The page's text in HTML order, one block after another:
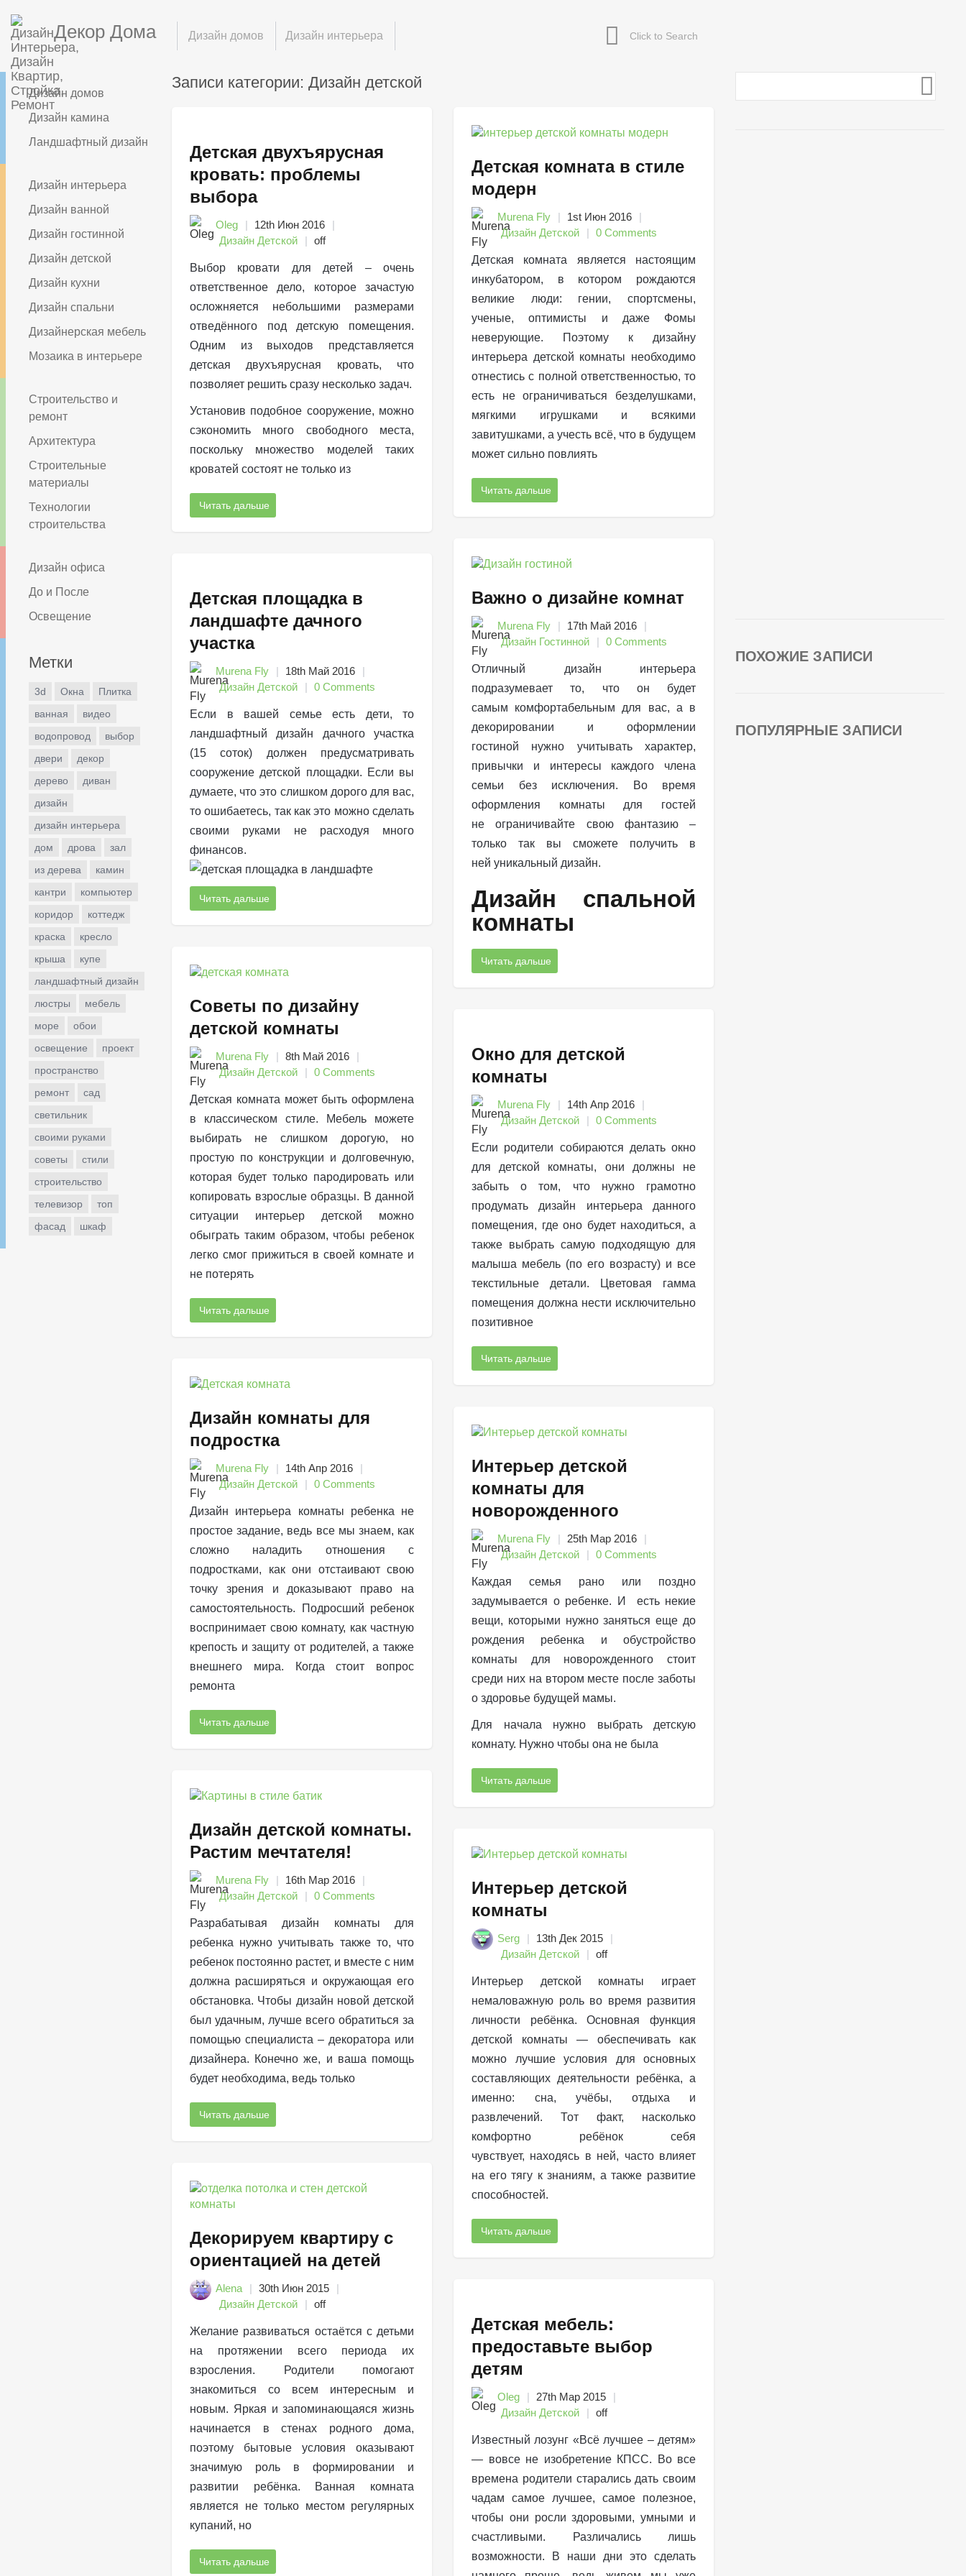
Декор Дома Дизайн домов Дизайн интерьера
Дизайн домов
Дизайн камина
Ландшафтный дизайн
Дизайн интерьера
Дизайн ванной
Дизайн гостинной
Дизайн детской
Дизайн кухни
Дизайн спальни
Дизайнерская мебель
Мозаика в интерьере
Строительство и
ремонт
Архитектура
Строительные
материалы
Технологии
строительства
Дизайн офиса
До и После
Освещение
Метки
3d Окна
Плитка
ванная
видео
водопровод
выбор
двери
декор
дерево
диван
дизайн
дизайн интерьера
дом
дрова
зал
из дерева
камин
кантри
компьютер
коридор
коттедж
краска
кресло
крыша
купе
ландшафтный дизайн
люстры
мебель
море
обои
освещение
проект
пространство
ремонт
сад
светильник
своими руками
советы
стили
строительство
телевизор
топ
фасад
шкаф
Записи категории: Дизайн детской
Детская двухъярусная
кровать: проблемы
выбора
Oleg
12th Июн 2016
Дизайн Детской
off
Выбор кровати для детей – очень
ответственное дело, которое зачастую
осложняется небольшими размерами
отведённого под детскую помещения.
Одним из выходов представляется
детская двухъярусная кровать, что
позволяет решить сразу несколько задач.
Установив подобное сооружение, можно
сэкономить много свободного места,
поскольку множество моделей таких
кроватей состоят не только из
Читать дальше
Детская площадка в
ландшафте дачного
участка
Murena Fly
18th Май 2016
Дизайн Детской
0 Comments
Если в вашей семье есть дети, то
ландшафтный дизайн дачного участка
(15 соток) должен предусматривать
сооружение детской площадки. Если вы
думаете, что это слишком дорого для вас,
то ошибаетесь, так как это можно сделать
своими руками не расходуя много
финансов.
Читать дальше
Советы по дизайну
детской комнаты
Murena Fly
8th Май 2016
Дизайн Детской
0 Comments
Детская комната может быть оформлена
в классическом стиле. Мебель можете
выбирать не слишком дорогую, но
простую по конструкции и долговечную,
которая будет только пародировать или
копировать взрослые образцы. В данной
ситуации интерьер детской можно
обыграть таким образом, чтобы ребенок
легко смог прижиться в своей комнате и
не потерять
Читать дальше
Дизайн комнаты для
подростка
Murena Fly
14th Апр 2016
Дизайн Детской
0 Comments
Дизайн интерьера комнаты ребенка не
простое задание, ведь все мы знаем, как
сложно наладить отношения с
подростками, как они отстаивают свою
точку зрения и доказывают право на
самостоятельность. Подросший ребенок
воспринимает свою комнату, как частную
крепость и защиту от родителей, а также
внешнего мира. Когда стоит вопрос
ремонта
Читать дальше
Дизайн детской комнаты.
Растим мечтателя!
Murena Fly
16th Мар 2016
Дизайн Детской
0 Comments
Разрабатывая дизайн комнаты для
ребенка нужно учитывать также то, что
ребенок постоянно растет, и вместе с ним
должна расширяться и окружающая его
обстановка. Чтобы дизайн новой детской
был удачным, лучше всего обратиться за
помощью специалиста – декоратора или
дизайнера. Конечно же, и ваша помощь
будет необходима, ведь только
Читать дальше
Декорируем квартиру с
ориентацией на детей
Alena
30th Июн 2015
Дизайн Детской
off
Желание развиваться остаётся с детьми
на протяжении всего периода их
взросления. Родители помогают
знакомиться со всем интересным и
новым. Яркая и запоминающаяся жизнь
начинается в стенах родного дома,
поэтому бытовые условия оказывают
значимую роль в формировании и
развитии ребёнка. Ванная комната
является не только местом регулярных
купаний, но
Читать дальше
Детская комната в стиле
модерн
Murena Fly
1st Июн 2016
Дизайн Детской
0 Comments
Детская комната является настоящим
инкубатором, в котором рождаются
великие люди: гении, спортсмены,
ученые, оптимисты и даже Фомы
неверующие. Поэтому к дизайну
интерьера детской комнаты необходимо
отнестись с полной ответственностью, то
есть не ограничиваться безделушками,
мягкими игрушками и всякими
завитушками, а учесть всё, что в будущем
может сильно повлиять
Читать дальше
Важно о дизайне комнат
Murena Fly
17th Май 2016
Дизайн Гостинной
0 Comments
Отличный дизайн интерьера
подразумевает то, что он будет
самым комфортабельным для вас, а в
декорировании и оформлении
гостиной нужно учитывать характер,
привычки и интересы каждого члена
семьи без исключения. Во время
оформления комнаты для гостей
не ограничивайте свою фантазию –
только так вы сможете получить в
ней уникальный дизайн.
Дизайн спальной
комнаты
Читать дальше
Окно для детской
комнаты
Murena Fly
14th Апр 2016
Дизайн Детской
0 Comments
Если родители собираются делать окно
для детской комнаты, они должны не
забыть о том, что нужно грамотно
продумать дизайн интерьера данного
помещения, где оно будет находиться, а
также выбрать самую подходящую для
малыша мебель (по его возрасту) и все
текстильные детали. Цветовая гамма
помещения должна нести исключительно
позитивное
Читать дальше
Интерьер детской
комнаты для
новорожденного
Murena Fly
25th Мар 2016
Дизайн Детской
0 Comments
Каждая семья рано или поздно
задумывается о ребенке. И есть некие
вещи, которыми нужно заняться еще до
рождения ребенка и обустройство
комнаты для новорожденного стоит
среди них на втором месте после заботы
о здоровье будущей мамы.
Для начала нужно выбрать детскую
комнату. Нужно чтобы она не была
Читать дальше
Интерьер детской
комнаты
Serg
13th Дек 2015
Дизайн Детской
off
Интерьер детской комнаты играет
немаловажную роль во время развития
личности ребёнка. Основная функция
детской комнаты — обеспечивать как
можно лучшие условия для основных
составляющих деятельности ребёнка, а
именно: сна, учёбы, отдыха и
развлечений. Тот факт, насколько
комфортно ребёнок себя
чувствует, находясь в ней, часто влияет
на его тягу к знаниям, а также развитие
способностей.
Читать дальше
Детская мебель:
предоставьте выбор
детям
Oleg
27th Мар 2015
Дизайн Детской
off
Известный лозунг «Всё лучшее – детям»
— вовсе не изобретение КПСС. Во все
времена родители старались дать своим
чадам самое лучшее, самое полезное,
чтобы они росли здоровыми, умными и
счастливыми. Различались лишь
возможности. В наши дни это сделать
ПОХОЖИЕ ЗАПИСИ
ПОПУЛЯРНЫЕ ЗАПИСИ